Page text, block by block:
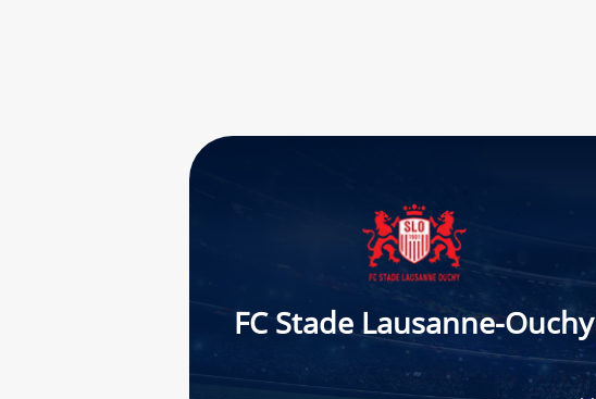
FC Stade Lausanne-Ouchy